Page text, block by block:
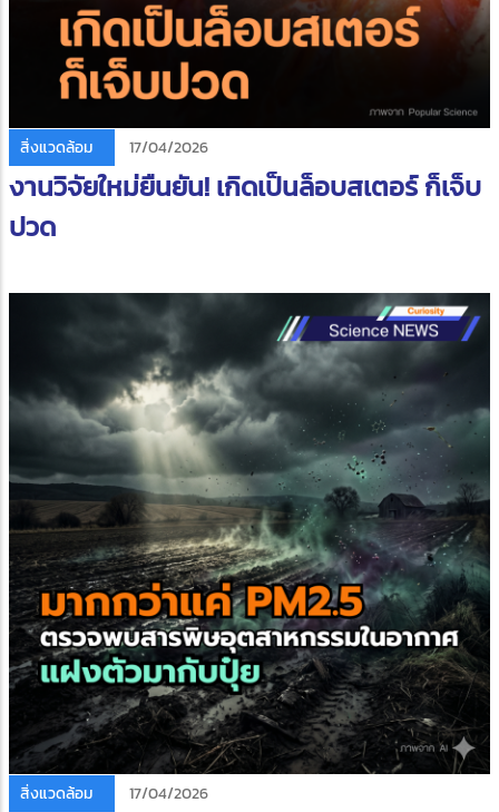
สิ่งแวดล้อม 17/04/2026
งานวิจัยใหม่ยืนยัน! เกิดเป็นล็อบสเตอร์ ก็เจ็บ
ปวด
สิ่งแวดล้อม 17/04/2026